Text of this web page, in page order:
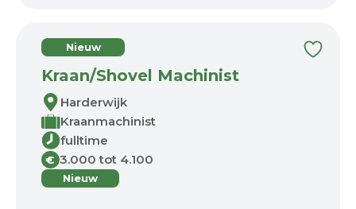
Nieuw
Kraan/Shovel Machinist
Harderwijk
Kraanmachinist
fulltime
€ 3.000 tot 4.100
Nieuw